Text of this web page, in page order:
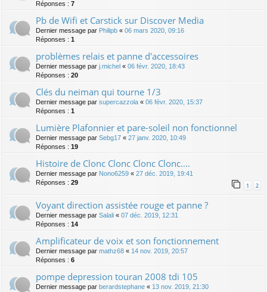
Réponses : 7
Pb de Wifi et Carstick sur Discover Media
Dernier message par Philipb « 06 mars 2020, 09:16
Réponses : 1
problèmes relais et panne d'accessoires
Dernier message par j.michel « 06 févr. 2020, 18:43
Réponses : 20
Clés du neiman qui tourne 1/3
Dernier message par supercazzola « 06 févr. 2020, 15:37
Réponses : 1
Lumière Plafonnier et pare-soleil non fonctionnel
Dernier message par Sebg17 « 27 janv. 2020, 10:49
Réponses : 19
Histoire de Clonc Clonc Clonc Clonc....
Dernier message par Nono6259 « 27 déc. 2019, 19:41
Réponses : 29 1 2
Voyant direction assistée rouge et panne ?
Dernier message par Salali « 07 déc. 2019, 12:31
Réponses : 14
Amplificateur de voix et son fonctionnement
Dernier message par mathz68 « 14 nov. 2019, 20:57
Réponses : 6
pompe depression touran 2008 tdi 105
Dernier message par berardstephane « 13 nov. 2019, 21:30